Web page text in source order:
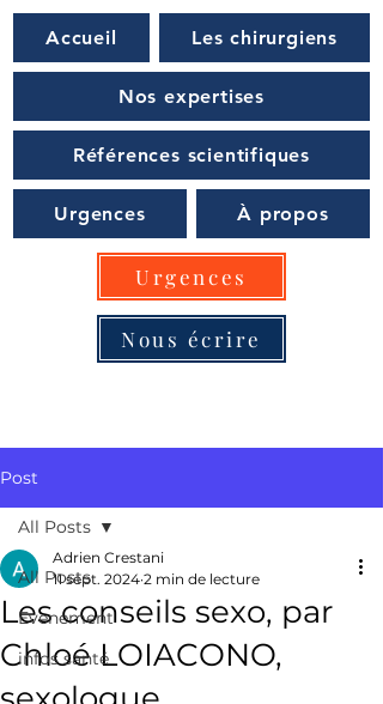
Urgences
Nous écrire
Accueil Les chirurgiens
Nos expertises
Références scientifiques
Urgences À propos
Post
All Posts
Evenement
infos santé
All Posts
Les conseils sexo, par
Chloé LOIACONO,
Adrien Crestani
11 sept. 2024 2 min de lecture